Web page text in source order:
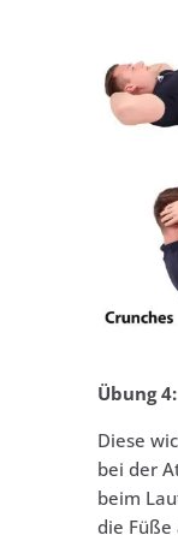
Übung
Diese
bei der
beim
die Füße